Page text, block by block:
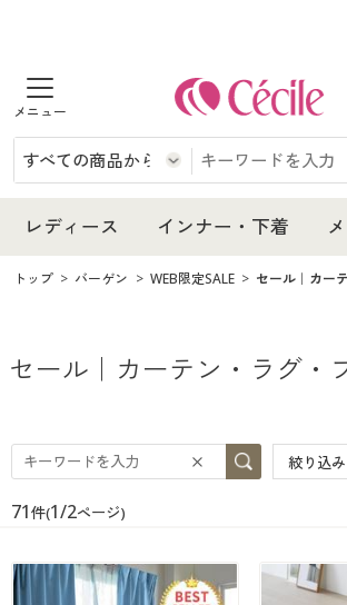
商品を探す
レディース
レディースファッション
インナー・下着
インナー・下着通販すべて
ジュニア・ティーンズ下着
メンズ
メンズ下着
家電
キッチン・雑貨・日用品
寝具・インテリア・家具通販すべて
家具・収納
寝具・ベッド
美容・健康
美容・健康通販すべて
美容・健康・サプリメント
制服・スクール
制服・スクールすべて
大きいサイズ
レディース インナー・下着
レディース
レディース通販すべて
レディースファッション
インナー・下着
インナー・下着通販すべて
女性下着
ジュニア・ティーンズ下着
メンズ
メンズ通販すべて
メンズ下着
家電・雑貨
キッチン・雑貨・日用品
寝具・インテリア・家具通販すべて
家具・収納
寝具・ベッド
カーテン・ラグ・ファブリック
美容・健康
美容・健康通販すべて
美容・健康・サプリメント
制服・スクール
制服・スクールすべて
制服・学生服
大きいサイズ
大きいサイズ通販すべて
バーゲン
トップ バーゲン WEB限定SALE セール｜カー
セール｜カーテン・ラグ・
絞り込み
71件(1/2ページ)